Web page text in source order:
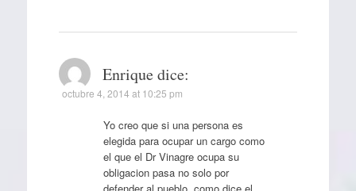
Enrique dice:
octubre 4, 2014 at 10:25 pm
Yo creo que si una persona es
elegida para ocupar un cargo como
el que el Dr Vinagre ocupa su
obligacion pasa no solo por
defender al pueblo, como dice el